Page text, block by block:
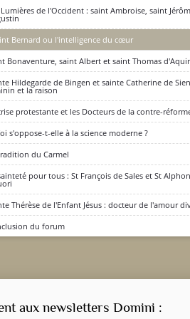
Lumières de l'Occident : saint Ambroise, saint
Bernard ou l'intelligence du cœur
Bonaventure, saint Albert et saint Thomas
Hildegarde de Bingen et sainte Catherine de
et la raison
protestante et les Docteurs de la contre-
s'oppose-t-elle à la science moderne ?
du Carmel
pour tous : St François de Sales et St
Thérèse de l'Enfant Jésus : docteur de l'amour
du forum
CONSIGNE
aux newsletters Domini :